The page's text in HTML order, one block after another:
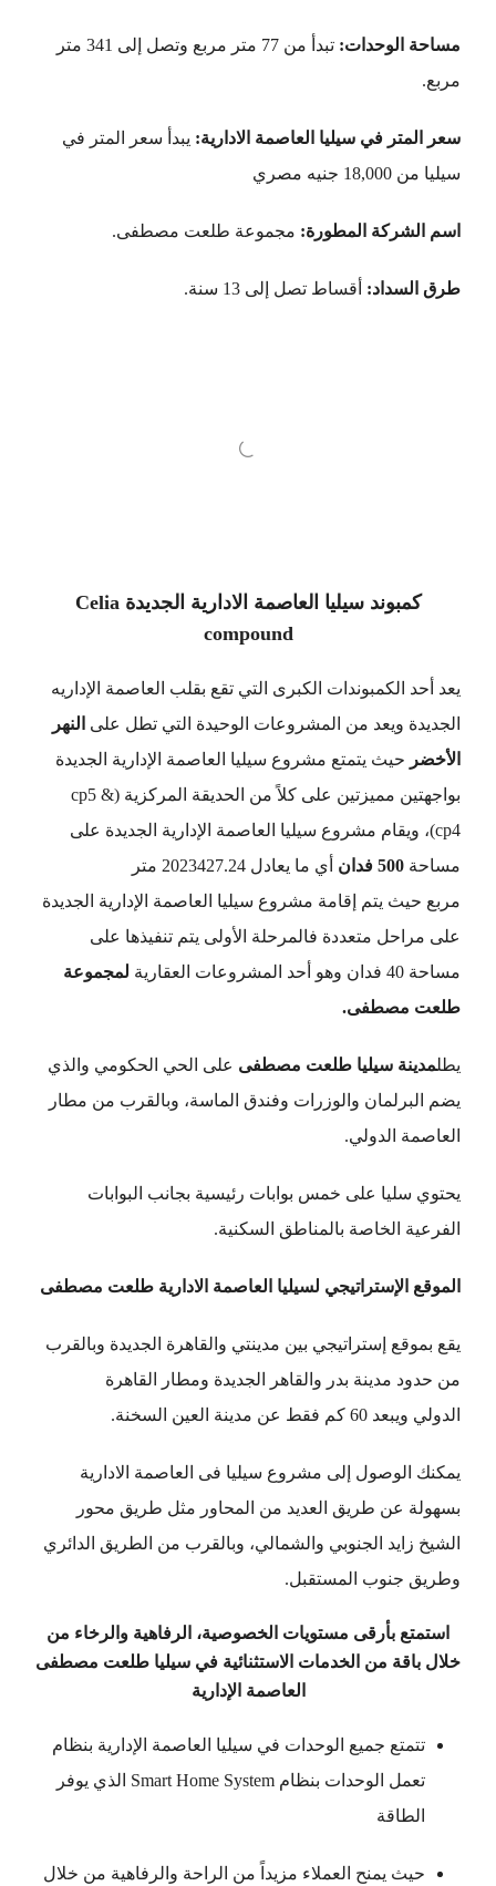
مساحة الوحدات:
تبدأ من 77 متر مربع وتصل إلى 341 متر
مربع.
سعر المتر في سيليا العاصمة الادارية: يبدأ سعر المتر في
سيليا من 18,000 جنيه مصري
اسم الشركة المطورة: مجموعة طلعت مصطفى.
طرق السداد: أقساط تصل إلى 13 سنة.
كمبوند سيليا العاصمة الادارية الجديدة Celia
compound
يعد أحد الكمبوندات الكبرى التي تقع بقلب العاصمة الإداريه
الجديدة ويعد من المشروعات الوحيدة التي تطل على النهر
الأخضر حيث يتمتع مشروع سيليا العاصمة الإدارية الجديدة
بواجهتين مميزتين على كلاً من الحديقة المركزية (cp5 &
cp4)، ويقام مشروع سيليا العاصمة الإدارية الجديدة على
مساحة 500 فدان
أي ما يعادل 2023427.24 متر
مربع حيث يتم إقامة مشروع سيليا العاصمة الإدارية الجديدة
على مراحل متعددة فالمرحلة الأولى يتم تنفيذها على
مساحة 40 فدان وهو أحد المشروعات العقارية
لمجموعة
طلعت مصطفى.
يطلمدينة سيليا طلعت مصطفى على الحي الحكومي والذي
يضم البرلمان والوزرات وفندق الماسة، وبالقرب من مطار
العاصمة الدولي.
يحتوي سليا على خمس بوابات رئيسية بجانب البوابات
الفرعية الخاصة بالمناطق السكنية.
الموقع الإستراتيجي لسيليا العاصمة الادارية طلعت مصطفى
يقع بموقع إستراتيجي بين مدينتي والقاهرة الجديدة وبالقرب
من حدود مدينة بدر والقاهر الجديدة ومطار القاهرة
الدولي ويبعد 60 كم فقط عن مدينة العين السخنة.
يمكنك الوصول إلى مشروع سيليا فى العاصمة الادارية
بسهولة عن طريق العديد من المحاور مثل طريق محور
الشيخ زايد الجنوبي والشمالي، وبالقرب من الطريق الدائري
وطريق جنوب المستقبل.
استمتع بأرقى مستويات الخصوصية، الرفاهية والرخاء من
خلال باقة من الخدمات الاستثنائية في سيليا طلعت مصطفى
العاصمة الإدارية
تتمتع جميع الوحدات في سيليا العاصمة الإدارية بنظام
تعمل الوحدات بنظام Smart Home System الذي يوفر
الطاقة
حيث يمنح العملاء مزيداً من الراحة والرفاهية من خلال